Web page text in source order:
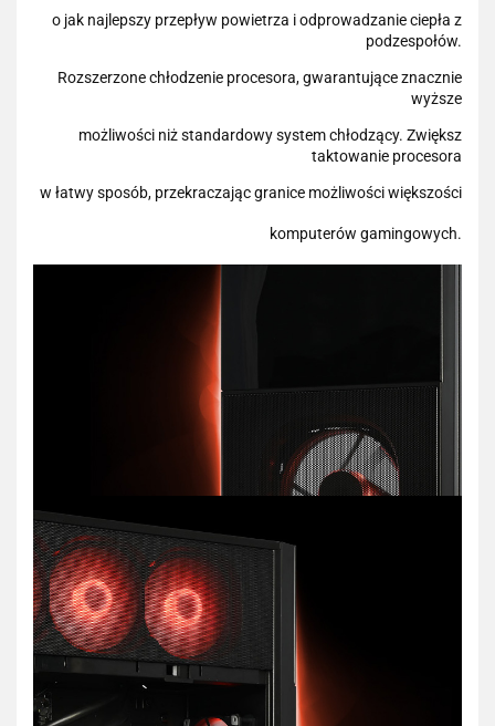
o jak najlepszy przepływ powietrza i odprowadzanie ciepła z
podzespołów.
Rozszerzone chłodzenie procesora, gwarantujące znacznie
wyższe
możliwości niż standardowy system chłodzący. Zwiększ
taktowanie procesora
w łatwy sposób, przekraczając granice możliwości większości
komputerów gamingowych.